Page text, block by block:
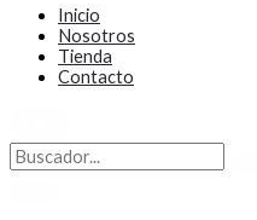
Inicio
Nosotros
Tienda
Contacto